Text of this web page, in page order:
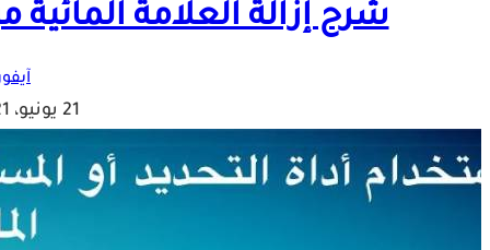
شرح إزالة العلامة المائية
21 يونيو، 2021